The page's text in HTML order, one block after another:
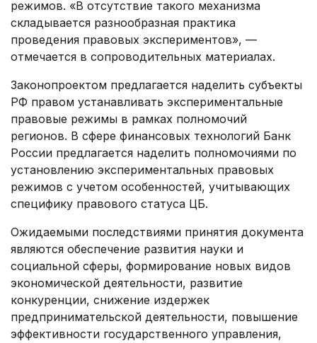
режимов. «В отсутствие такого механизма
складывается разнообразная практика
проведения правовых экспериментов», —
отмечается в сопроводительных материалах.
Законопроектом предлагается наделить субъекты
РФ правом устанавливать экспериментальные
правовые режимы в рамках полномочий
регионов. В сфере финансовых технологий Банк
России предлагается наделить полномочиями по
установлению экспериментальных правовых
режимов с учетом особенностей, учитывающих
специфику правового статуса ЦБ.
Ожидаемыми последствиями принятия документа
являются обеспечение развития науки и
социальной сферы, формирование новых видов
экономической деятельности, развитие
конкуренции, снижение издержек
предпринимательской деятельности, повышение
эффективности государственного управления,